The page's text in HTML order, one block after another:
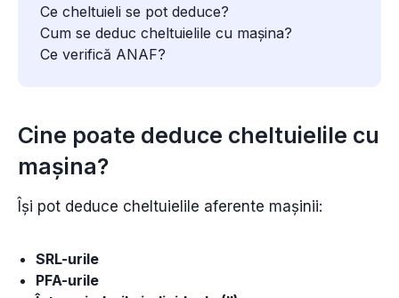
Ce cheltuieli se pot deduce?
Cum se deduc cheltuielile cu mașina?
Ce verifică ANAF?
Cine poate deduce cheltuielile cu
mașina?
Își pot deduce cheltuielile aferente mașinii:
SRL-urile
PFA-urile